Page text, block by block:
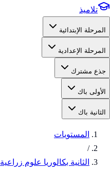
تلاميذ
المرحلة الإبتدائية
المرحلة الإعدادية
جذع مشترك
الأولى باك
الثانية باك
المستويات
/
الثانية بكالوريا علوم زراعية